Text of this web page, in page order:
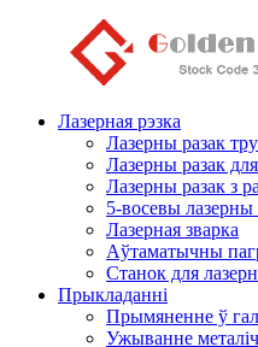
Лазерная рэзка
Лазерны разак
Лазерны разак
Лазерны разак з
5-восевы лазерны
Лазерная зварка
Аўтаматычны
Станок для
Прыкладанні
Прымяненне ў
Ужыванне